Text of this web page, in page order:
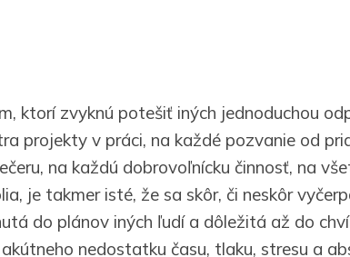
ktorí zvyknú potešiť iných jednoduchou
projekty v práci, na každé pozvanie od
na každú dobrovoľnícku činnosť, na
je takmer isté, že sa skôr, či neskôr
do plánov iných ľudí a dôležitá až do
nedostatku času, tlaku, stresu a